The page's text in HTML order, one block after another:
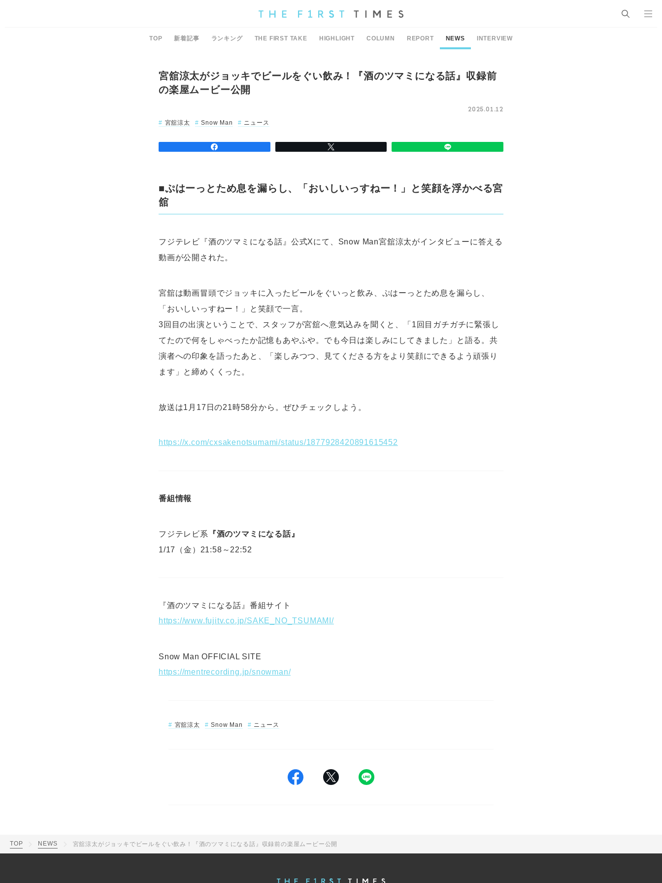
TOP 新着記事 ランキング THE FIRST TAKE HIGHLIGHT COLUMN REPORT NEWS INTERVIEW
宮舘涼太がジョッキでビールをぐい飲み！『酒のツマミになる話』収録前
の楽屋ムービー公開
2025.01.12
宮舘涼太
Snow Man ニュース
■ぷはーっとため息を漏らし、「おいしいっすねー！」と笑顔を浮かべる宮
舘
フジテレビ『酒のツマミになる話』公式Xにて、Snow Man宮舘涼太がインタビューに答える
動画が公開された。
宮舘は動画冒頭でジョッキに入ったビールをぐいっと飲み、ぷはーっとため息を漏らし、
「おいしいっすねー！」と笑顔で一言。
3回目の出演ということで、スタッフが宮舘へ意気込みを聞くと、「1回目ガチガチに緊張し
てたので何をしゃべったか記憶もあやふや。でも今日は楽しみにしてきました」と語る。共
演者への印象を語ったあと、「楽しみつつ、見てくださる方をより笑顔にできるよう頑張り
ます」と締めくくった。
放送は1月17日の21時58分から。ぜひチェックしよう。
https://x.com/cxsakenotsumami/status/1877928420891615452
番組情報
フジテレビ系
『酒のツマミになる話』
1/17（金）21:58～22:52
『酒のツマミになる話』番組サイト
https://www.fujitv.co.jp/SAKE_NO_TSUMAMI/
Snow Man OFFICIAL SITE
https://mentrecording.jp/snowman/
宮舘涼太 Snow Man ニュース
TOP NEWS 宮舘涼太がジョッキでビールをぐい飲み！『酒のツマミになる話』収録前の楽屋ムービー公開